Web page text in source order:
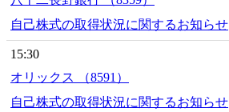
自己株式の取得状況に関するお知らせ
15:30
オリックス （8591）
自己株式の取得状況に関するお知らせ